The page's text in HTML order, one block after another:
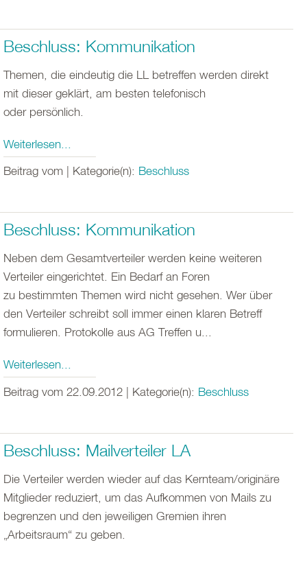
Beschluss: Kommunikation
Themen, die eindeutig die LL betreffen werden direkt
mit dieser geklärt, am besten telefonisch
oder persönlich.
Weiterlesen...
Beitrag vom | Kategorie(n): Beschluss
Beschluss: Kommunikation
Neben dem Gesamtverteiler werden keine weiteren
Verteiler eingerichtet. Ein Bedarf an Foren
zu bestimmten Themen wird nicht gesehen. Wer über
den Verteiler schreibt soll immer einen klaren Betreff
formulieren. Protokolle aus AG Treffen u...
Weiterlesen...
Beitrag vom 22.09.2012 | Kategorie(n): Beschluss
Beschluss: Mailverteiler LA
Die Verteiler werden wieder auf das Kernteam/originäre
Mitglieder reduziert, um das Aufkommen von Mails zu
begrenzen und den jeweiligen Gremien ihren
„Arbeitsraum“ zu geben.